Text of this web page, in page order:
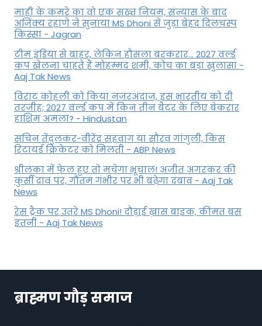
माही के कमरे का वो एक सख्त नियम, संन्यास के बाद
अजिंक्‍य रहाणे ने सुनाया MS Dhoni से जुड़ा बेहद दिलचस्प
किस्सा - Jagran
टीम इंडिया से बाहर, लेकिन हौसला बरकरार... 2027 वर्ल्ड
कप खेलना चाहते हैं मोहम्मद शमी, कोच का बड़ा खुलासा -
Aaj Tak News
विराट कोहली को किया नजरअंदाज, इस भारतीय को दी
तरजीह; 2027 वर्ल्ड कप में किन तीन बैटर के लिए बेकरार
हाशिम अमला? - Hindustan
सचिन तेंदुलकर-वीरेंद्र सहवाग या सौरव गांगुली, किस
रिटायर्ड क्रिकेटर को मिलती - ABP News
श्रीलंका में फेल हुए तो मचेगा भूचाल! अजीत अगरकर की
कुर्सी दांव पर, गौतम गंभीर पर भी बढ़ेगा दबाव - Aaj Tak
News
रेस ट्रैक पर उतरे MS Dhoni! दौड़ाई ख़ास बाइक, कीमत बस
इतनी - Aaj Tak News
ब्राह्मण गौड़ समाज